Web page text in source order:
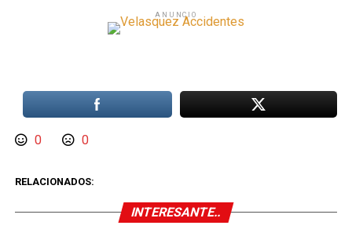
ANUNCIO
0 0
RELACIONADOS:
INTERESANTE..